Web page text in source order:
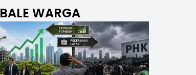
BALE WARGA